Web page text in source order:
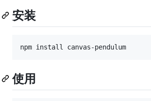
安装
npm install canvas-pendulum
使用